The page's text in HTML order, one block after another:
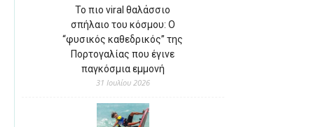
Το πιο viral θαλάσσιο
σπήλαιο του κόσμου: Ο
“φυσικός καθεδρικός” της
Πορτογαλίας που έγινε
παγκόσμια εμμονή
31 Ιουλίου 2026